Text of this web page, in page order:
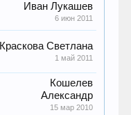
Иван Лукашев
6 июн 2011
Краскова Светлана
1 май 2011
Кошелев
Александр
15 мар 2010